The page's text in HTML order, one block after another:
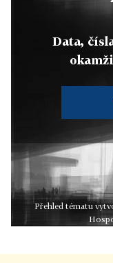
Data,
Přehled tématu